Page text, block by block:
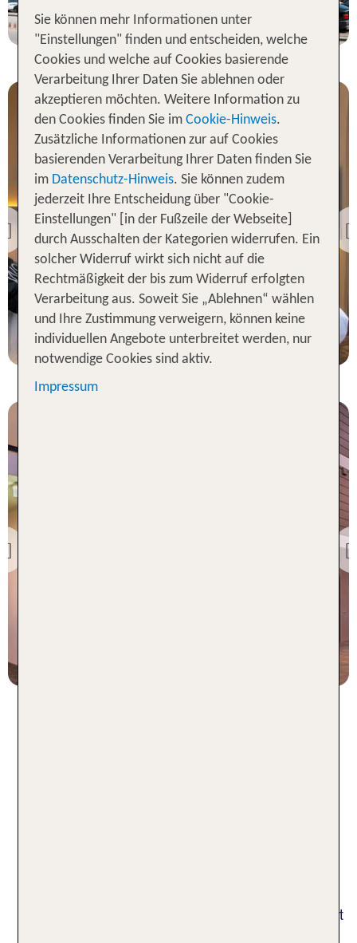
Previous
Hamburg
Moxy Hamburg -
Finkenwerder
84 % Weiterempfehlung
2 Nächte, Ü, XX
p.P. ab 93 €
Previous
Hamburg ist an Silvester ein echter Geheimtipp mit
Sie können mehr Informationen unter
"Einstellungen" finden und entscheiden, welche
Cookies und welche auf Cookies basierende
Verarbeitung Ihrer Daten Sie ablehnen oder
akzeptieren möchten. Weitere Information zu
den Cookies finden Sie im Cookie-Hinweis.
Zusätzliche Informationen zur auf Cookies
basierenden Verarbeitung Ihrer Daten finden Sie
im Datenschutz-Hinweis. Sie können zudem
jederzeit Ihre Entscheidung über "Cookie-
Einstellungen" [in der Fußzeile der Webseite]
durch Ausschalten der Kategorien widerrufen. Ein
solcher Widerruf wirkt sich nicht auf die
Rechtmäßigkeit der bis zum Widerruf erfolgten
Verarbeitung aus. Soweit Sie „Ablehnen“ wählen
und Ihre Zustimmung verweigern, können keine
individuellen Angebote unterbreitet werden, nur
notwendige Cookies sind aktiv.
Impressum